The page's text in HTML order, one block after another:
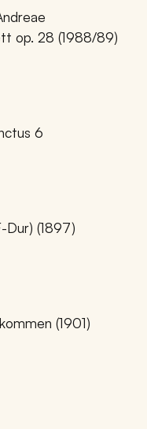
op. 28 (1988/89)
6
(1897)
(1901)